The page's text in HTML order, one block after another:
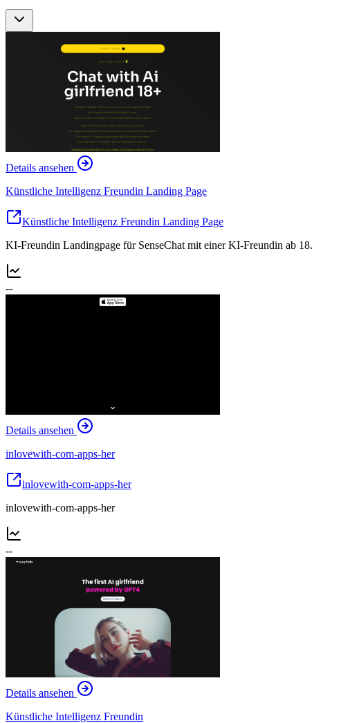
Details ansehen
Künstliche Intelligenz Freundin Landing Page
Künstliche Intelligenz Freundin Landing Page
KI-Freundin Landingpage für SenseChat mit einer KI-Freundin ab 18.
--
Details ansehen
inlovewith-com-apps-her
inlovewith-com-apps-her
inlovewith-com-apps-her
--
Details ansehen
Künstliche Intelligenz Freundin